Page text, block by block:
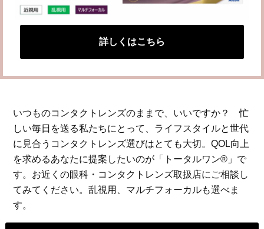
詳しくはこちら
いつものコンタクトレンズのままで、いいですか？ 忙
しい毎日を送る私たちにとって、ライフスタイルと世代
に見合うコンタクトレンズ選びはとても大切。QOL向上
を求めるあなたに提案したいのが「トータルワン®」で
す。お近くの眼科・コンタクトレンズ取扱店にご相談し
てみてください。乱視用、マルチフォーカルも選べま
す。